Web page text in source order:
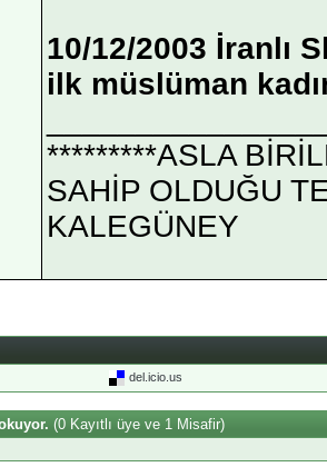
10/12/2003 İranlı
ilk müslüman
*********ASLA
SAHİP OLDUĞU
KALEGÜNEY
del.icio.us
(0 Kayıtlı üye ve 1 Misafir)